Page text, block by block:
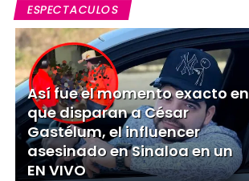
ESPECTACULOS
Así fue el momento exacto en
que disparan a César
Gastélum, el influencer
asesinado en Sinaloa en un
EN VIVO